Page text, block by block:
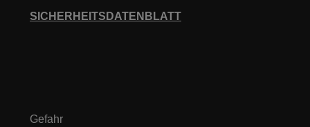
SICHERHEITSDATENBLATT
Gefahr